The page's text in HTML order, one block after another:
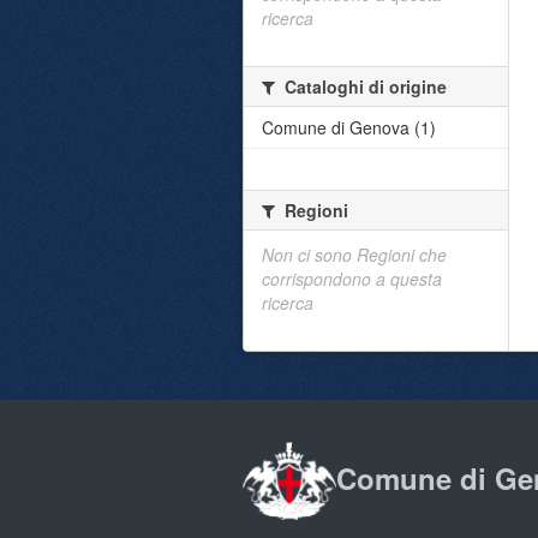
ricerca
Cataloghi di origine
Comune di Genova (1)
Regioni
Non ci sono Regioni che
corrispondono a questa
ricerca
Comune di